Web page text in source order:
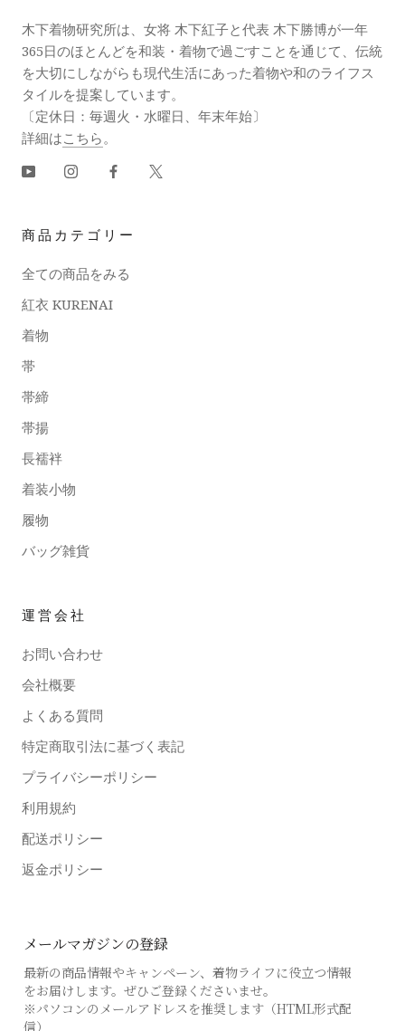
木下着物研究所は、女将 木下紅子と代表 木下勝博が一年
365日のほとんどを和装・着物で過ごすことを通じて、伝統
を大切にしながらも現代生活にあった着物や和のライフス
タイルを提案しています。
〔定休日：毎週火・水曜日、年末年始〕
詳細はこちら。
商品カテゴリー
全ての商品をみる
紅衣 KURENAI
着物
帯
帯締
帯揚
長襦袢
着装小物
履物
バッグ雑貨
運営会社
お問い合わせ
会社概要
よくある質問
特定商取引法に基づく表記
プライバシーポリシー
利用規約
配送ポリシー
返金ポリシー
メールマガジンの登録
最新の商品情報やキャンペーン、着物ライフに役立つ情報
をお届けします。ぜひご登録くださいませ。
※パソコンのメールアドレスを推奨します（HTML形式配
信）